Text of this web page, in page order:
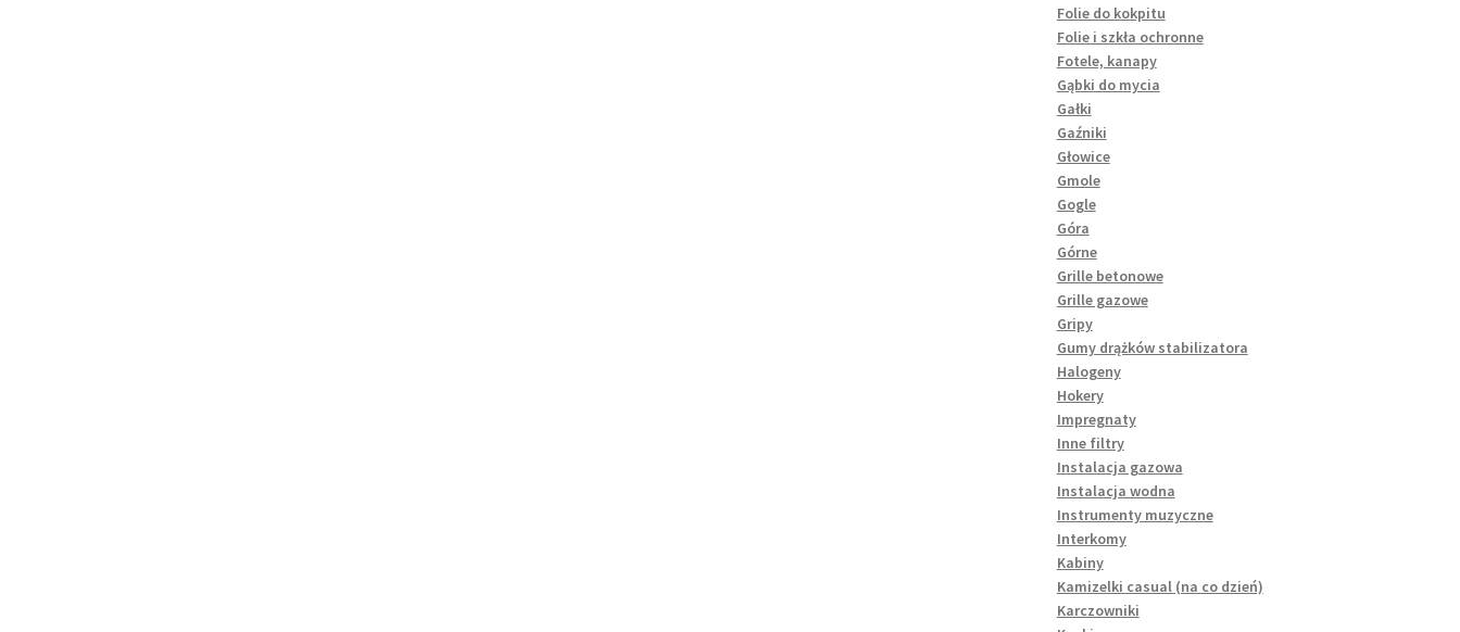
Folie do kokpitu
Folie i szkła ochronne
Fotele, kanapy
Gąbki do mycia
Gałki
Gaźniki
Głowice
Gmole
Gogle
Góra
Górne
Grille betonowe
Grille gazowe
Gripy
Gumy drążków stabilizatora
Halogeny
Hokery
Impregnaty
Inne filtry
Instalacja gazowa
Instalacja wodna
Instrumenty muzyczne
Interkomy
Kabiny
Kamizelki casual (na co dzień)
Karczowniki